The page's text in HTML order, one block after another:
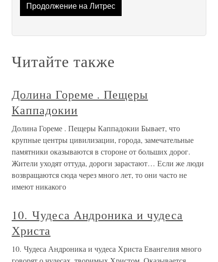
Продолжение на Литрес
Читайте также
Долина Гореме . Пещеры
Каппадокии
Долина Гореме . Пещеры Каппадокии Бывает, что
крупные центры цивилизации, города, замечательные
памятники оказываются в стороне от больших дорог.
Жители уходят оттуда, дороги зарастают… Если же люди
возвращаются сюда через много лет, то они часто не
имеют никакого
10. Чудеса Андроника и чудеса
Христа
10. Чудеса Андроника и чудеса Христа Евангелия много